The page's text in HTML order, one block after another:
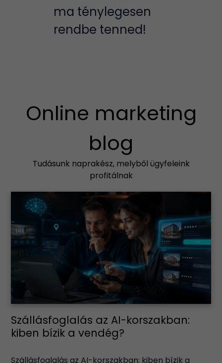
ma ténylegesen
rendbe tenned!
Online marketing
blog
Tudásunk naprakész, melyből ügyfeleink
profitálnak
Szállásfoglalás az AI-korszakban:
kiben bízik a vendég?
Szállásfoglalás az AI-korszakban: kiben bízik a